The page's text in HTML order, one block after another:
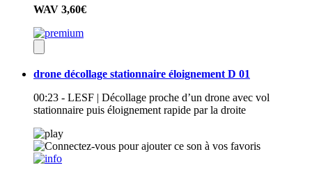
WAV 3,60€
drone décollage stationnaire éloignement D 01
00:23 - LESF | Décollage proche d’un drone avec vol
stationnaire puis éloignement rapide par la droite